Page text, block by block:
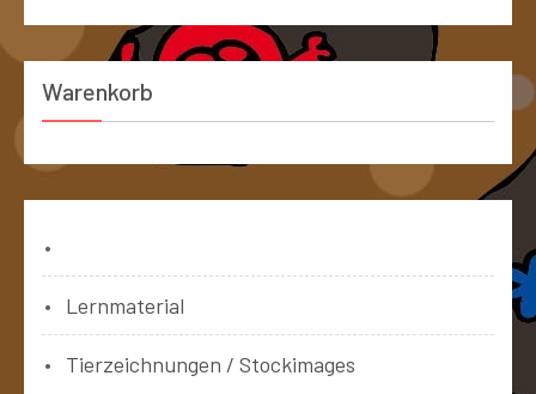
Warenkorb
Lernmaterial
Tierzeichnungen / Stockimages